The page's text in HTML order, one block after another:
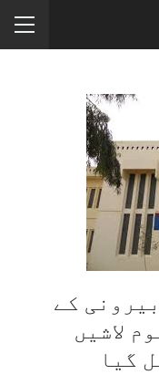
کے
لاشیں
گیا